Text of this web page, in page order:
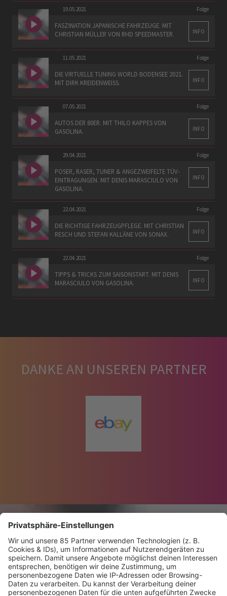
19.05.2021 Folge
FASZINATION JAPANISCHE FAHRZEUGE. MIT
CHRISTIAN MÜLLER VON RHD SPEEDMASTER.
INFO
11.05.2021 Folge
DIE VIRTUELLE TUNING WORLD BODENSEE 2021.
MIT DIRK KREIDENWEISS.
INFO
07.05.2021 Folge
AUTOS DER 80ER. MIT THILO KAPPES VON
GASOLINA.
INFO
29.04.2021 Folge
POSER, RASER, TUNER & ANGEZWEIFELTE TÜV-
EINTRAGUNGEN. MIT DENIS MARASCIULO VON
GASOLINA.
INFO
22.04.2021 Folge
DIE RICHTIGE FAHRZEUGPFLEGE. MIT CHRISTIAN
RESCH UND STEFAN KALLÄNE VON SONAX.
INFO
22.04.2021 Folge
TIPPS & TRICKS ZUM SAISONSTART. MIT DENIS
MARASCIULO VON GASOLINA.
INFO
DANKE AN UNSEREN PARTNER